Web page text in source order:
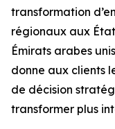
transformation
régionaux aux
Émirats arabes
donne aux clients
de décision
transformer plus